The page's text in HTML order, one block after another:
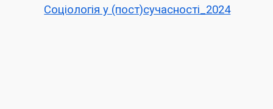
Соціологія у (пост)сучасності_2024